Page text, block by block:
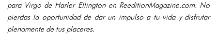
para Virgo de Harler Ellington en ReeditionMagazine.com. No
pierdas la oportunidad de dar un impulso a tu vida y disfrutar
plenamente de tus placeres.